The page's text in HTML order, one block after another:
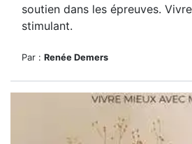
soutien dans les épreuves.
stimulant.
Par : Renée Demers